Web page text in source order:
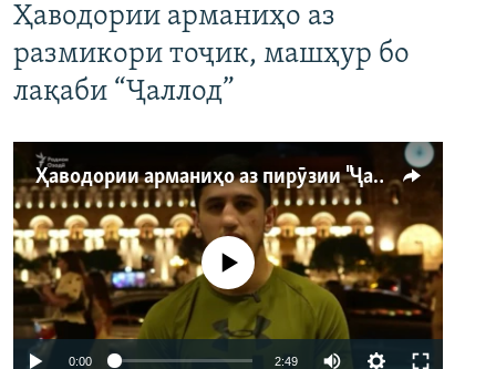
Ҳаводории арманиҳо аз
размикори тоҷик, машҳур бо
лақаби “Ҷаллод”
Ҳаводории арманиҳо аз пирӯзии "Ҷаллод"-и тоҷик
Феълан кор намекунад
0:00 2:49